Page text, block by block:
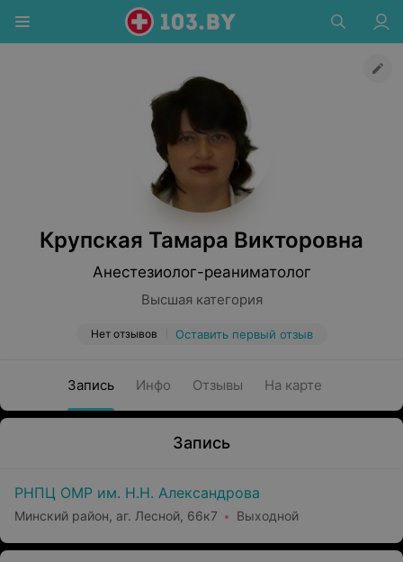
Крупская Тамара Викторовна
Анестезиолог-реаниматолог
Высшая категория
Нет отзывов Оставить первый отзыв
Запись Инфо Отзывы На карте
Запись
РНПЦ ОМР им. Н.Н. Александрова
Минский район, аг. Лесной, 66к7 Выходной